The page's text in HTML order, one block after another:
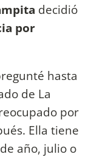
decidió
por
hasta
de La
por
Ella tiene
año, julio o